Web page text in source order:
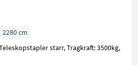
2280 cm
starr, Tragkraft: 3500kg,